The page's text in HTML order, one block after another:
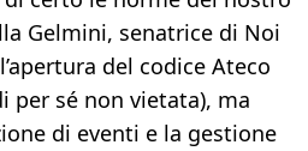
Gelmini, senatrice di Noi
del codice Ateco
per sé non vietata), ma
di eventi e la gestione